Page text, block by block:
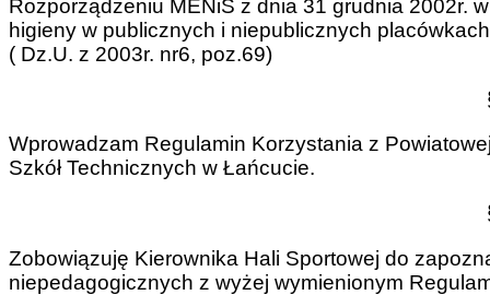
Rozporządzeniu MENiS z dnia 31 grudnia 2002r.
higieny w publicznych i niepublicznych
( Dz.U. z 2003r. nr6, poz.69)
Wprowadzam Regulamin Korzystania z
Szkół Technicznych w Łańcucie.
Zobowiązuję Kierownika Hali Sportowej do
niepedagogicznych z wyżej wymienionym